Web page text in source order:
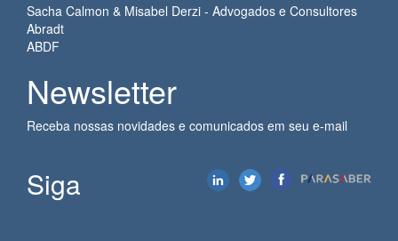
Sacha Calmon & Misabel Derzi - Advogados e Consultores
Abradt
ABDF
Newsletter
Receba nossas novidades e comunicados em seu e-mail
Siga